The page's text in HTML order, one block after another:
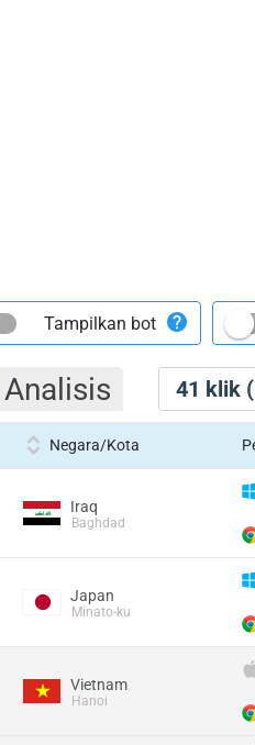
41 klik
Tampilkan bot
Analisis
Negara/Kota
Iraq
Baghdad
Japan
Minato-ku
Vietnam
Hanoi